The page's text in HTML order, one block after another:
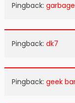
Pingback:
Pingback: dk7
Pingback: geek